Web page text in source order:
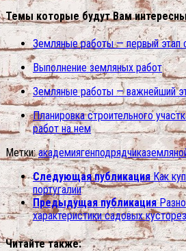
Темы которые будут Вам
Земляные работы — первый этап
Выполнение земляных работ
Земляные работы — важнейший
Планировка строительного
работ на нем
Метки: академиягенподрядчика
Следующая публикация Как
португалии
Предыдущая публикация
характеристики садовых
Читайте также: